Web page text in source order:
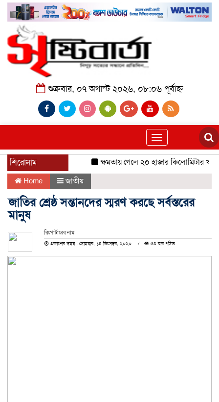
শুক্রবার, ০৭ অগাস্ট ২০২৬, ০৮:০৬ পূর্বাহ্ন
Toggle
navigation
শিরোনাম ক্ষমতায় গেলে ২০ হাজার কিলোমিটার খাল
Home জাতীয়
জাতির শ্রেষ্ঠ সন্তানদের স্মরণ করছে সর্বস্তরের
মানুষ
রিপোর্টারের নাম
প্রকাশের সময় : সোমবার, ১৪ ডিসেম্বর, ২০২০
৫৪ বার পঠিত